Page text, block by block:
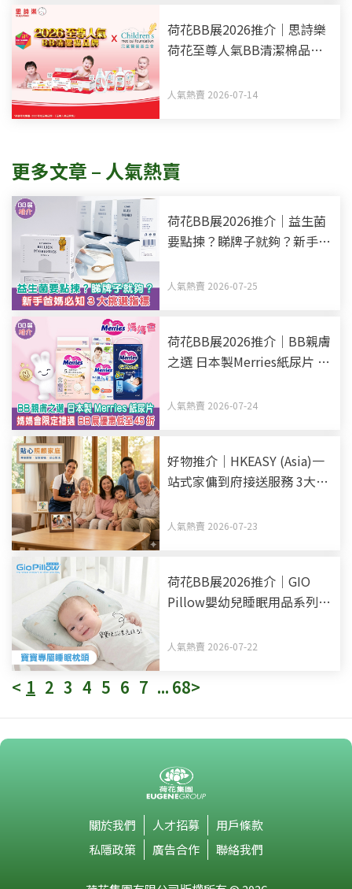
荷花BB展2026推介｜思詩樂
荷花至尊人氣BB清潔棉品牌
樂
人氣熱賣 2026-07-14
更多文章 – 人氣熱賣
荷花BB展2026推介｜益生菌
要點揀？睇牌子就夠？新手爸
人氣熱賣 2026-07-25
荷花BB展2026推介｜BB親膚
之選 日本製Merries紙尿片 媽
45折
人氣熱賣 2026-07-24
好物推介｜HKEASY (Asia)一
站式家傭到府接送服務 3大優
人氣熱賣 2026-07-23
荷花BB展2026推介｜GIO
Pillow嬰幼兒睡眠用品系列
呵護BB睡眠
人氣熱賣 2026-07-22
< 1 2 3 4 5 6 7 ... 68>
關於我們 人才招募
用戶條款
私隱政策
廣告合作 聯絡我們